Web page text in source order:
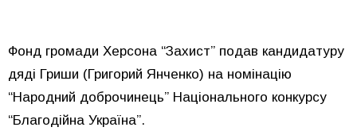
Фонд громади Херсона “Захист” подав кандидатуру
дяді Гриши (Григорий Янченко) на номінацію
“Народний доброчинець” Національного конкурсу
“Благодійна Україна”.